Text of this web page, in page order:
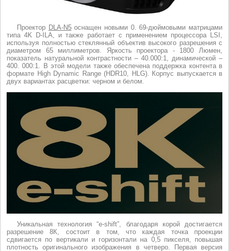
Проектор DLA-N5оснащен новыми 0. 69-дюймовыми матрицами
типа 4K D-ILA, и также работает с применением процессора LSI,
используя полностью стеклянный объектив высокого разрешения с
диаметром 65 миллиметров. Яркость проектора - 1800 Люмен,
показатель натуральной контрастности – 40.000:1, динамической –
400. 000:1. В этой модели также обеспечена поддержка контента в
формате High Dynamic Range (HDR10, HLG). Корпус выпускается в
двух вариантах расцветки: черном и белом.
Уникальная технология “e-shift”, благодаря корой достигается
разрешение 8К, состоит в том, что каждая точка проекции
сдвигается по вертикали и горизонтали на 0,5 пикселя, повышая
плотность оригинального изображения в четверо. Первая версия